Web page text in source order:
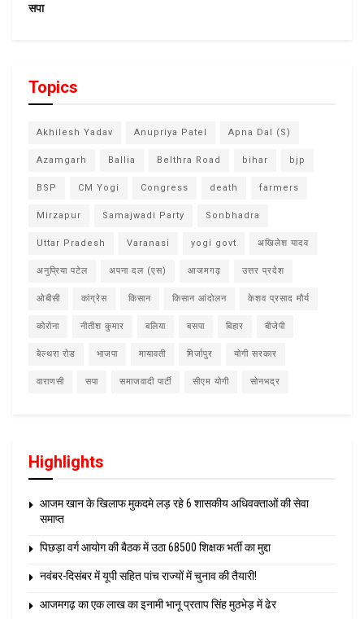
सपा
Topics
Akhilesh Yadav Anupriya Patel Apna Dal (S)
Azamgarh Ballia Belthra Road bihar bjp
BSP CM Yogi Congress death farmers
Mirzapur Samajwadi Party Sonbhadra
Uttar Pradesh Varanasi yogi govt अखिलेश यादव
अनुप्रिया पटेल अपना दल (एस) आजमगढ़ उत्तर प्रदेश
ओबीसी कांग्रेस किसान किसान आंदोलन केशव प्रसाद मौर्य
कोरोना नीतीश कुमार बलिया बसपा बिहार बीजेपी
बेल्थरा रोड भाजपा मायावती मिर्जापुर योगी सरकार
वाराणसी सपा समाजवादी पार्टी सीएम योगी सोनभद्र
Highlights
आजम खान के खिलाफ मुकदमे लड़ रहे 6 शासकीय अधिवक्ताओं की सेवा
समाप्त
पिछड़ा वर्ग आयोग की बैठक में उठा 68500 शिक्षक भर्ती का मुद्दा
नवंबर-दिसंबर में यूपी सहित पांच राज्यों में चुनाव की तैयारी!
आजमगढ़ का एक लाख का इनामी भानू प्रताप सिंह मुठभेड़ में ढेर